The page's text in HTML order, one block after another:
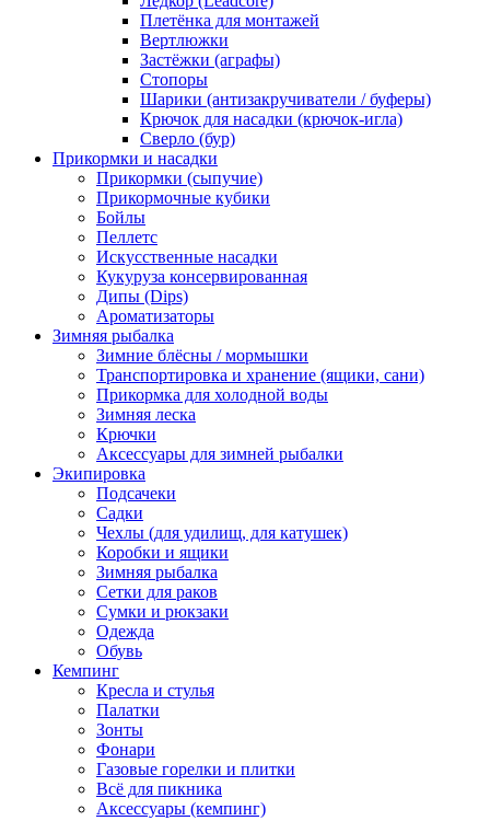
Плетёнка для монтажей
Вертлюжки
Застёжки (аграфы)
Стопоры
Шарики (антизакручиватели / буферы)
Крючок для насадки (крючок-игла)
Сверло (бур)
Прикормки и насадки
Прикормки (сыпучие)
Прикормочные кубики
Бойлы
Пеллетс
Искусственные насадки
Кукуруза консервированная
Дипы (Dips)
Ароматизаторы
Зимняя рыбалка
Зимние блёсны / мормышки
Транспортировка и хранение (ящики, сани)
Прикормка для холодной воды
Зимняя леска
Крючки
Аксессуары для зимней рыбалки
Экипировка
Подсачеки
Садки
Чехлы (для удилищ, для катушек)
Коробки и ящики
Зимняя рыбалка
Сетки для раков
Сумки и рюкзаки
Одежда
Обувь
Кемпинг
Кресла и стулья
Палатки
Зонты
Фонари
Газовые горелки и плитки
Всё для пикника
Аксессуары (кемпинг)